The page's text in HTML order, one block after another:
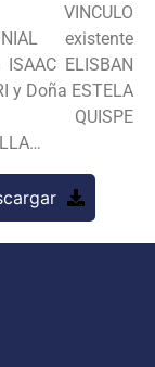
existente
ELISBAN
y Doña ESTELA
QUISPE